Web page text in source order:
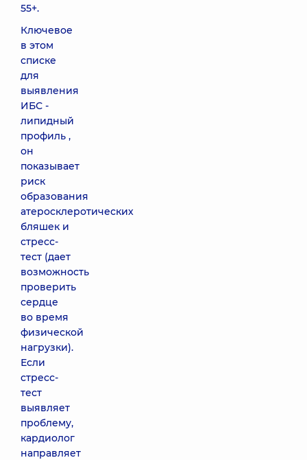
55+.
Ключевое
в этом
списке
для
выявления
ИБС -
липидный
профиль ,
он
показывает
риск
образования
атеросклеротических
бляшек и
стресс-
тест (дает
возможность
проверить
сердце
во время
физической
нагрузки).
Если
стресс-
тест
выявляет
проблему,
кардиолог
направляет